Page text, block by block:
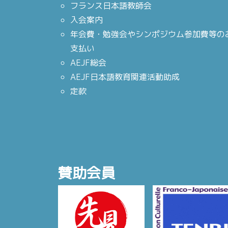
フランス日本語教師会
入会案内
年会費・勉強会やシンポジウム参加費等の
支払い
AEJF総会
AEJF日本語教育関連活動助成
定款
賛助会員